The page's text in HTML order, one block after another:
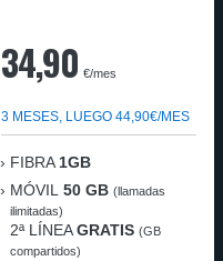
34,90 €/mes
3 MESES, LUEGO 44,90€/MES
FIBRA 1GB
MÓVIL 50 GB (llamadas
ilimitadas)
2ª LÍNEAGRATIS (GB
compartidos)